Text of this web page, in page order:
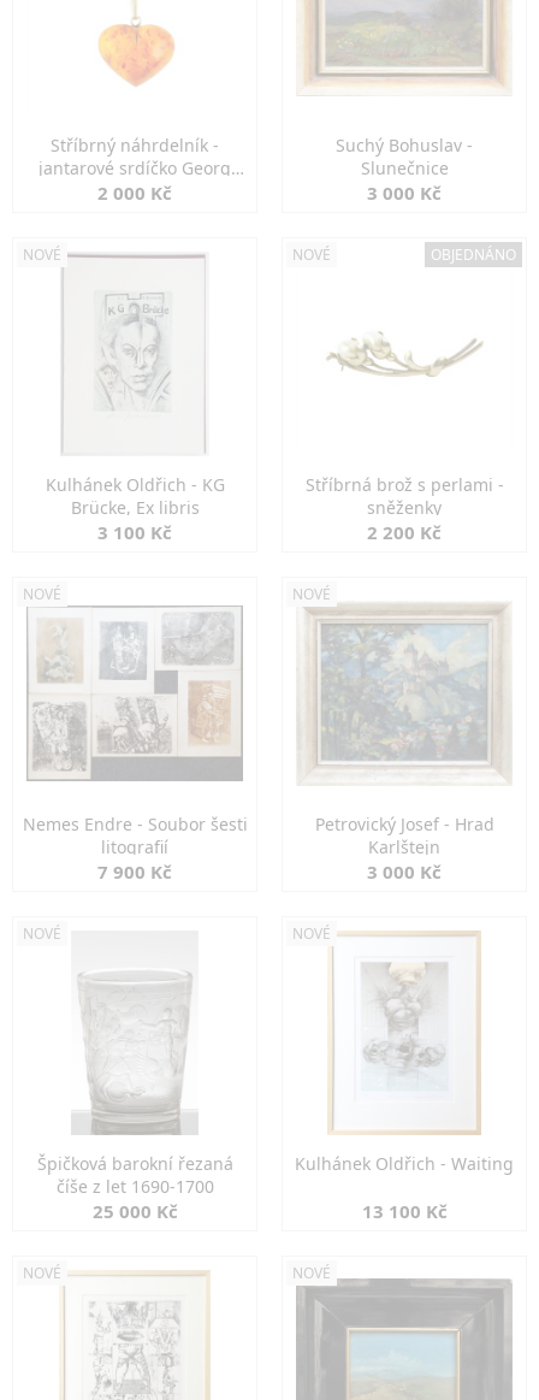
Stříbrný náhrdelník -
jantarové srdíčko Georg
Kramer
2 000 Kč
Suchý Bohuslav -
Slunečnice
3 000 Kč
NOVÉ
Kulhánek Oldřich - KG
Brücke, Ex libris
3 100 Kč
NOVÉ OBJEDNÁNO
Stříbrná brož s perlami -
sněženky
2 200 Kč
NOVÉ
Nemes Endre - Soubor šesti
litografií
7 900 Kč
NOVÉ
Petrovický Josef - Hrad
Karlštejn
3 000 Kč
NOVÉ
Špičková barokní řezaná
číše z let 1690-1700
25 000 Kč
NOVÉ
Kulhánek Oldřich - Waiting
13 100 Kč
NOVÉ NOVÉ